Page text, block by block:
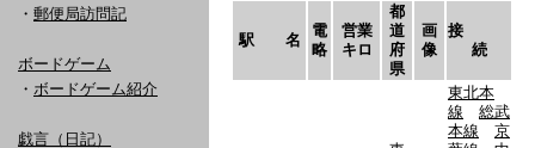
・ 郵便局訪問記
ボードゲーム
・ ボードゲーム紹介
戯言（日記）
駅 名
電
略
営業
キロ
都
道
府
県
画
像
接
続
東北本
線
総武
本線
京